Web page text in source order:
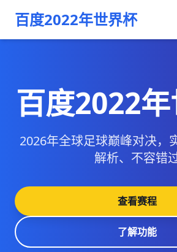
百度2022年世界杯
百度2022
2026年全球足球巅峰对决，
解析、不容错
查看赛程
了解功能